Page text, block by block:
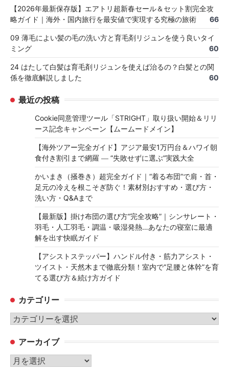
【2026年最新保存版】エアトリ超新春セール＆セット割完全攻
略ガイド｜海外・国内旅行を最安値で実現する究極の旅術
66
09 薄毛によい髪の毛の洗い方と育毛剤リジュンを使う良いタイ
ミング
60
24 はたして白髪は育毛剤リジュンを使えば治るの？白髪との関
係を徹底解説しました
60
最近の投稿
Cookie同意管理ツール「STRIGHT」取り扱い開始＆リリ
ース記念キャンペーン【ムームードメイン】
【海外ツアー完全ガイド】アジア最安1万円台＆ハワイ朝
食付き割引まで網羅 ― “失敗せずに選ぶ”実践大全
かいまき（掻巻き）超完全ガイド｜“着る布団”で肩・首・
足元の冷えを根こそぎ防ぐ！素材別おすすめ・選び方・
洗い方・Q&Aまで
【最新版】掛け布団の選び方“完全攻略”｜シンサレート・
羽毛・人工羽毛・調温・吸湿発熱…あなたの寝室に最適
解を出す快眠ガイド
【アシストステッパー】ハンドル付き・筋力アシスト・
ツイスト・天然木まで徹底分類！室内で“足腰と体幹”を育
てる選び方＆続け方ガイド
カテゴリー
カ
ゴ
リ
ー
アーカイブ
ア